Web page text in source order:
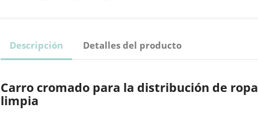
Descripción Detalles del producto
Carro cromado para la distribución de ropa
limpia